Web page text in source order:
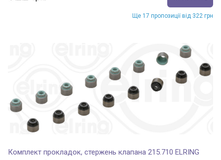
Ще 17 пропозиції від 322 грн
Комплект прокладок, стержень клапана 215.710 ELRING